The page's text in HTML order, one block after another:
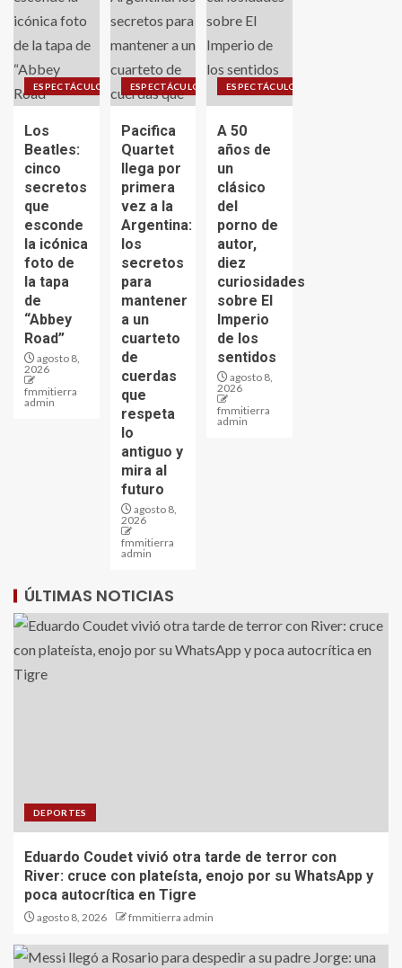
ESPECTÁCULO
Los
Beatles:
cinco
secretos
que
esconde
la icónica
foto de
la tapa
de
“Abbey
Road”
agosto 8,
2026
fmmitierra
admin
ESPECTÁCULO
Pacifica
Quartet
llega por
primera
vez a la
Argentina:
los
secretos
para
mantener
a un
cuarteto
de
cuerdas
que
respeta
lo
antiguo y
mira al
futuro
agosto 8,
2026
fmmitierra
admin
ESPECTÁCULO
A 50
años de
un
clásico
del
porno de
autor,
diez
curiosidades
sobre El
Imperio
de los
sentidos
agosto 8,
2026
fmmitierra
admin
ÚLTIMAS NOTICIAS
DEPORTES
Eduardo Coudet vivió otra tarde de terror con
River: cruce con plateísta, enojo por su WhatsApp y
poca autocrítica en Tigre
agosto 8, 2026 fmmitierra admin